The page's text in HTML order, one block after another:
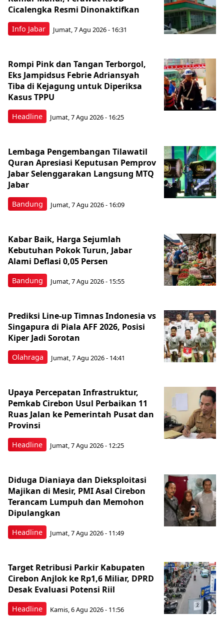
Info Jabar
Cicalengka Resmi Dinonaktifkan
Jumat, 7 Agu 2026 - 16:31
Headline
Rompi Pink dan Tangan Terborgol,
Eks Jampidsus Febrie Adriansyah
Tiba di Kejagung untuk Diperiksa
Kasus TPPU
Jumat, 7 Agu 2026 - 16:25
Bandung
Lembaga Pengembangan Tilawatil
Quran Apresiasi Keputusan Pemprov
Jabar Selenggarakan Langsung MTQ
Jabar
Jumat, 7 Agu 2026 - 16:09
Bandung
Kabar Baik, Harga Sejumlah
Kebutuhan Pokok Turun, Jabar
Alami Deflasi 0,05 Persen
Jumat, 7 Agu 2026 - 15:55
Olahraga
Prediksi Line-up Timnas Indonesia vs
Singapura di Piala AFF 2026, Posisi
Kiper Jadi Sorotan
Jumat, 7 Agu 2026 - 14:41
Headline
Upaya Percepatan Infrastruktur,
Pemkab Cirebon Usul Perbaikan 11
Ruas Jalan ke Pemerintah Pusat dan
Provinsi
Jumat, 7 Agu 2026 - 12:25
Headline
Diduga Dianiaya dan Dieksploitasi
Majikan di Mesir, PMI Asal Cirebon
Terancam Lumpuh dan Memohon
Dipulangkan
Jumat, 7 Agu 2026 - 11:49
Headline
Target Retribusi Parkir Kabupaten
Cirebon Anjlok ke Rp1,6 Miliar, DPRD
Desak Evaluasi Potensi Riil
Kamis, 6 Agu 2026 - 11:56